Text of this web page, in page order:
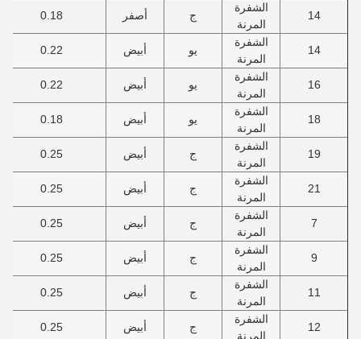
14
الشفرة
المرنة
ج أصفر 0.18
14
الشفرة
المرنة
يو أبيض 0.22
16
الشفرة
المرنة
يو أبيض 0.22
18
الشفرة
المرنة
يو أبيض 0.18
19
الشفرة
المرنة
ج أبيض 0.25
21
الشفرة
المرنة
ج أبيض 0.25
7
الشفرة
المرنة
ج أبيض 0.25
9
الشفرة
المرنة
ج أبيض 0.25
11
الشفرة
المرنة
ج أبيض 0.25
12
الشفرة
المرنة
ج أبيض 0.25